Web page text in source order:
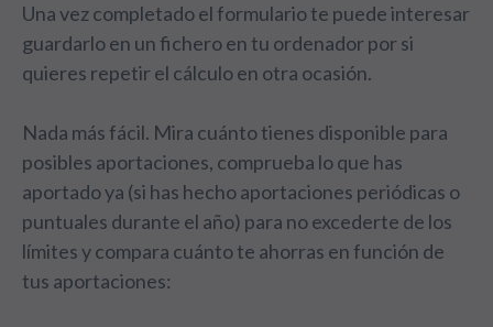
Una vez completado el formulario te puede interesar
guardarlo en un fichero en tu ordenador por si
quieres repetir el cálculo en otra ocasión.
Nada más fácil. Mira cuánto tienes disponible para
posibles aportaciones, comprueba lo que has
aportado ya (si has hecho aportaciones periódicas o
puntuales durante el año) para no excederte de los
límites y compara cuánto te ahorras en función de
tus aportaciones: